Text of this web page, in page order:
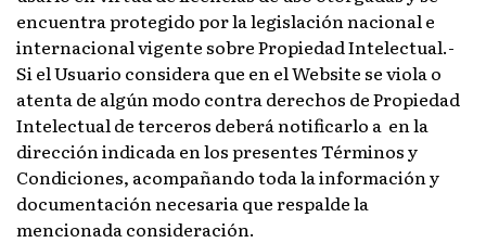
encuentra protegido por la legislación nacional e
internacional vigente sobre Propiedad Intelectual.-
Si el Usuario considera que en el Website se viola o
atenta de algún modo contra derechos de Propiedad
Intelectual de terceros deberá notificarlo a en la
dirección indicada en los presentes Términos y
Condiciones, acompañando toda la información y
documentación necesaria que respalde la
mencionada consideración.